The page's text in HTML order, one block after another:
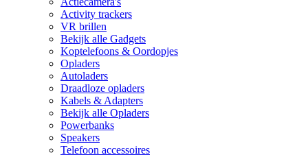
Activity trackers
VR brillen
Bekijk alle Gadgets
Koptelefoons & Oordopjes
Opladers
Autoladers
Draadloze opladers
Kabels & Adapters
Bekijk alle Opladers
Powerbanks
Speakers
Telefoon accessoires